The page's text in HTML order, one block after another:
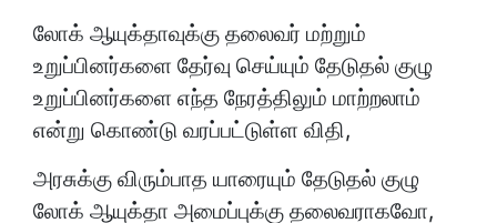
லோக் ஆயுக்தாவுக்கு தலைவர் மற்றும்
உறுப்பினர்களை தேர்வு செய்யும் தேடுதல் குழு
உறுப்பினர்களை எந்த நேரத்திலும் மாற்றலாம்
என்று கொண்டு வரப்பட்டுள்ள விதி,
அரசுக்கு விரும்பாத யாரையும் தேடுதல் குழு
லோக் ஆயுக்தா அமைப்புக்கு தலைவராகவோ,